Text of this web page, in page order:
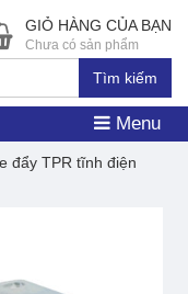
Tìm kiếm
GIỎ HÀNG CỦA BẠN
Chưa có sản phẩm
Menu
đẩy TPR tĩnh điện